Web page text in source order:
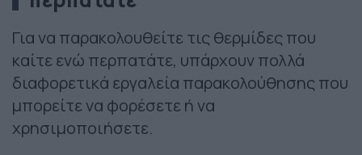
Για να παρακολουθείτε τις θερμίδες που
καίτε ενώ περπατάτε, υπάρχουν πολλά
διαφορετικά εργαλεία παρακολούθησης που
μπορείτε να φορέσετε ή να
χρησιμοποιήσετε.